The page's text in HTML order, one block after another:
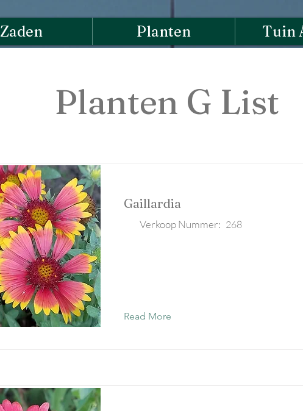
Zaden Planten Tuin
Planten G List
Gaillardia
Verkoop Nummer: 268
Read More